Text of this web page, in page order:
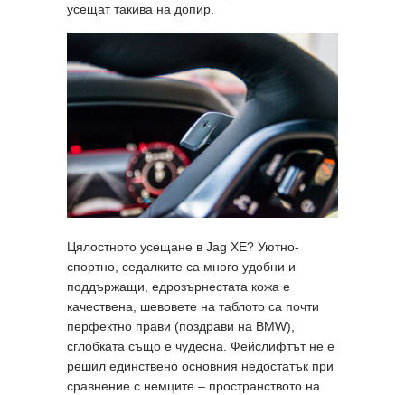
усещат такива на допир.
Цялостното усещане в Jag XE? Уютно-
спортно, седалките са много удобни и
поддържащи, едрозърнестата кожа е
качествена, шевовете на таблото са почти
перфектно прави (поздрави на BMW),
сглобката също е чудесна. Фейслифтът не е
решил единствено основния недостатък при
сравнение с немците – пространството на